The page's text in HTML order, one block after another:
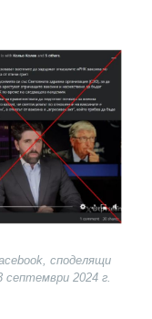
споделящи
септември 2024 г.